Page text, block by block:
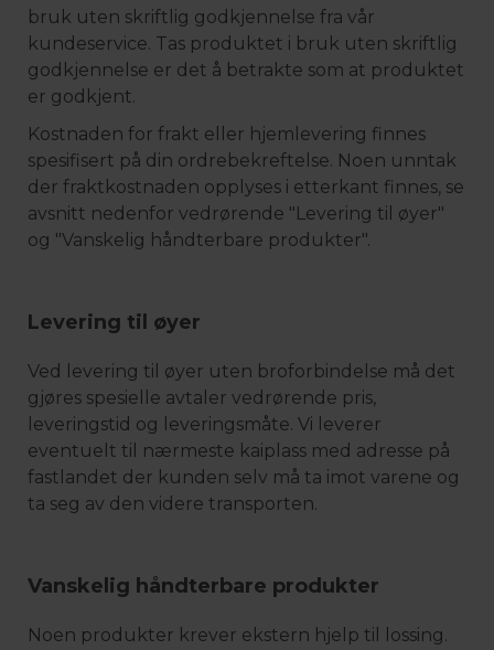
bruk uten skriftlig godkjennelse fra vår
kundeservice. Tas produktet i bruk uten skriftlig
godkjennelse er det å betrakte som at produktet
er godkjent.
Kostnaden for frakt eller hjemlevering finnes
spesifisert på din ordrebekreftelse. Noen unntak
der fraktkostnaden opplyses i etterkant finnes, se
avsnitt nedenfor vedrørende "Levering til øyer"
og "Vanskelig håndterbare produkter".
Levering til øyer
Ved levering til øyer uten broforbindelse må det
gjøres spesielle avtaler vedrørende pris,
leveringstid og leveringsmåte. Vi leverer
eventuelt til nærmeste kaiplass med adresse på
fastlandet der kunden selv må ta imot varene og
ta seg av den videre transporten.
Vanskelig håndterbare produkter
Noen produkter krever ekstern hjelp til lossing.